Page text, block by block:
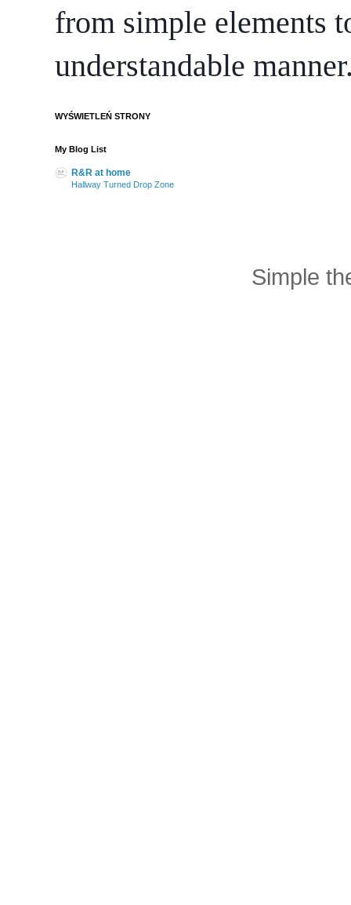
from simple elements
understandable
WYŚWIETLEŃ STRONY
My Blog List
R&R at home
Hallway Turned Drop Zone
Simple